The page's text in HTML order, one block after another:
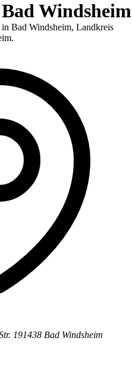
Bad Windsheim
in Bad Windsheim, Landkreis
.
191438 Bad Windsheim